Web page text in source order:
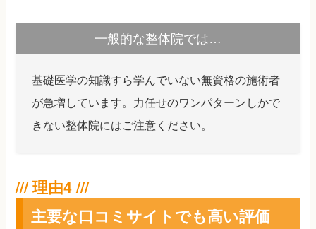
一般的な整体院では…
基礎医学の知識すら学んでいない無資格の施術者
が急増しています。力任せのワンパターンしかで
きない整体院にはご注意ください。
主要な口コミサイトでも高い評価